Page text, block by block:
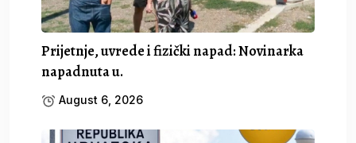
Prijetnje, uvrede i fizički napad: Novinarka
napadnuta u.
August 6, 2026